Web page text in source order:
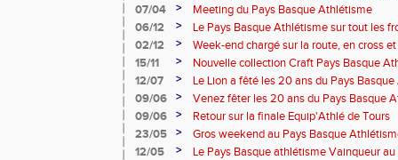
07/04
>
Meeting du Pays Basque Athlétisme
06/12
>
Le Pays Basque Athlétisme sur tout les
02/12
>
Week-end chargé sur la route, en cross
15/11
>
Nouvelle collection Craft Pays Basque
12/07
>
Le Lion a fêté les 20 ans du Pays
09/06
>
Venez fêter les 20 ans du Pays Basque
09/06
>
Retour sur la finale Equip'Athlé de Tours
23/05
>
Gros weekend au Pays Basque
12/05
>
Le Pays Basque athlétisme Vainqueur au